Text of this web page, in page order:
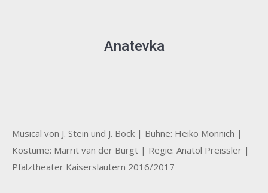
Anatevka
Musical von J. Stein und J. Bock | Bühne: Heiko Mönnich |
Kostüme: Marrit van der Burgt | Regie: Anatol Preissler |
Pfalztheater Kaiserslautern 2016/2017